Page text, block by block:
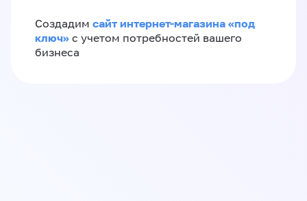
Создадим сайт интернет-магазина «под
ключ» с учетом потребностей вашего
бизнеса